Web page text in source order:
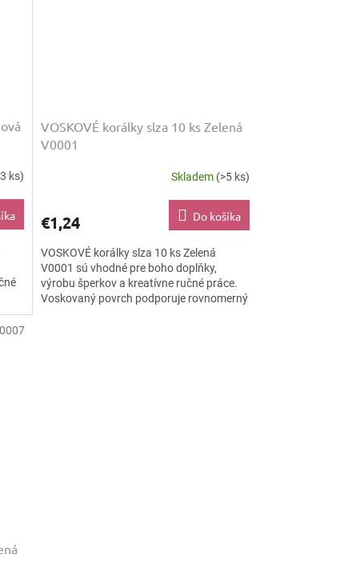
ks)
VOSKOVÉ korálky slza 10 ks Zelená
V0001
Skladem (>5 ks)
€1,24 Do košíka
VOSKOVÉ korálky slza 10 ks Zelená
V0001 sú vhodné pre boho doplňky,
výrobu šperkov a kreatívne ručné práce.
Voskovaný povrch podporuje rovnomerný